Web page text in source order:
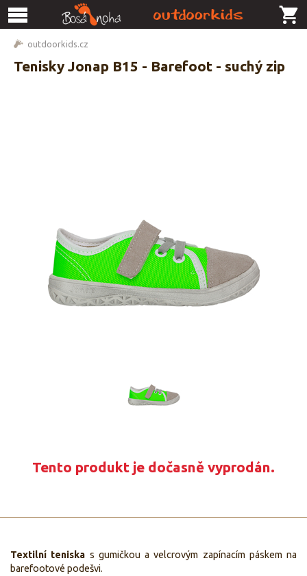
outdoorkids.cz
Tenisky Jonap B15 - Barefoot - suchý zip
Tento produkt je dočasně vyprodán.
Textilní teniska s gumičkou a velcrovým zapínacím páskem na
barefootové podešvi.